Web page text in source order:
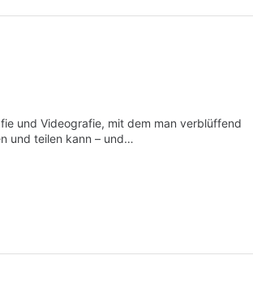
und Videografie, mit dem man verblüffend
und teilen kann – und…